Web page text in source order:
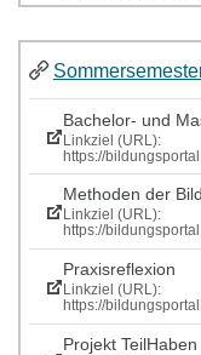
Bachelor- und
Linkziel (URL):
https://
Methoden der
Linkziel (URL):
https://
Praxisreflexion
Linkziel (URL):
https://
Projekt TeilHaben